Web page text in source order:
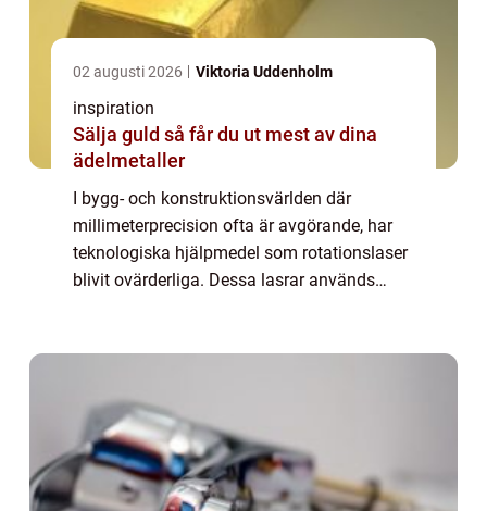
02 augusti 2026 Viktoria Uddenholm
inspiration
Sälja guld så får du ut mest av dina
ädelmetaller
I bygg- och konstruktionsvärlden där
millimeterprecision ofta är avgörande, har
teknologiska hjälpmedel som rotationslaser
blivit ovärderliga. Dessa lasrar används